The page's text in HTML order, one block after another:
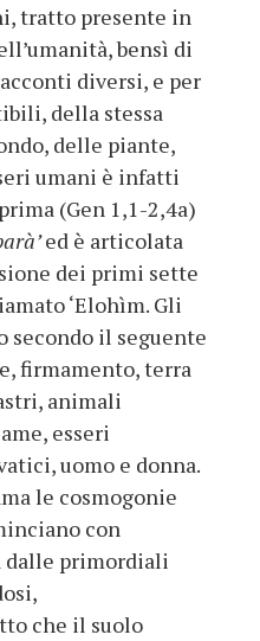
tratto presente in
bensì di
diversi, e per
della stessa
delle piante,
umani è infatti
(Gen 1,1-2,4a)
ed è articolata
dei primi sette
‘Elohìm. Gli
secondo il seguente
firmamento, terra
animali
esseri
uomo e donna.
le cosmogonie
con
dalle primordiali
che il suolo